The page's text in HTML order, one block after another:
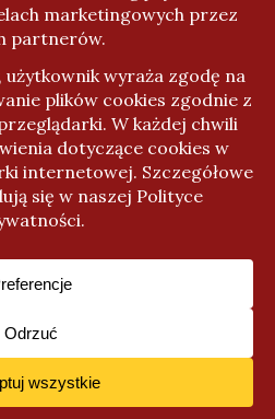
Colorlib Napędzany przez
Nic z nimi nie robię poza
warto o tym poinformować.